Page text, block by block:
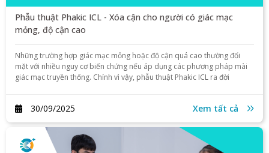
Phẫu thuật Phakic ICL - Xóa cận cho người có giác mạc
mỏng, độ cận cao
Những trường hợp giác mạc mỏng hoặc độ cận quá cao thường đối
mặt với nhiều nguy cơ biến chứng nếu áp dụng các phương pháp mài
giác mạc truyền thống. Chính vì vậy, phẫu thuật Phakic ICL ra đời
30/09/2025 Xem tất cả